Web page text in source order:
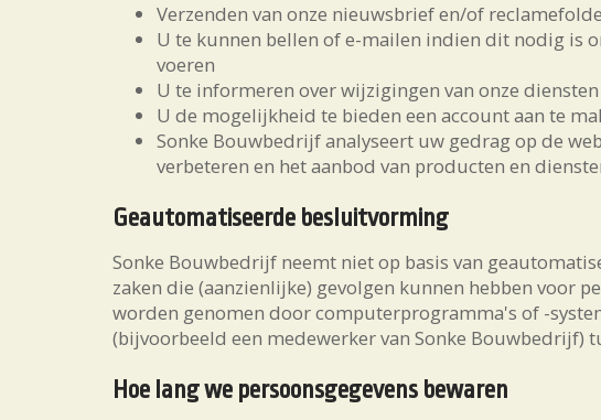
Verzenden van onze nieuwsbrief en/of
U te kunnen bellen of e-mailen indien dit nodig is
voeren
U te informeren over wijzigingen van onze
U de mogelijkheid te bieden een account aan te
Sonke Bouwbedrijf analyseert uw gedrag op de
verbeteren en het aanbod van producten en
Geautomatiseerde besluitvorming
Sonke Bouwbedrijf neemt niet op basis van
zaken die (aanzienlijke) gevolgen kunnen hebben voor
worden genomen door computerprogramma's of -
(bijvoorbeeld een medewerker van Sonke Bouwbedrijf)
Hoe lang we persoonsgegevens bewaren